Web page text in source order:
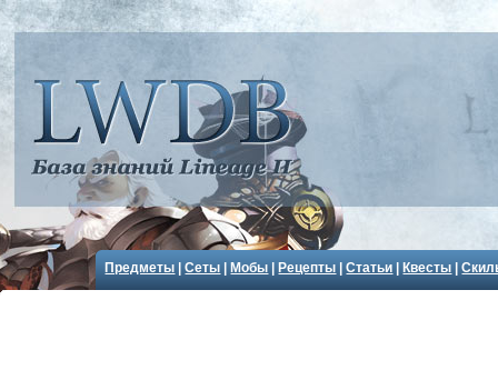
Предметы |Сеты Мобы Рецепты |Статьи Квесты |